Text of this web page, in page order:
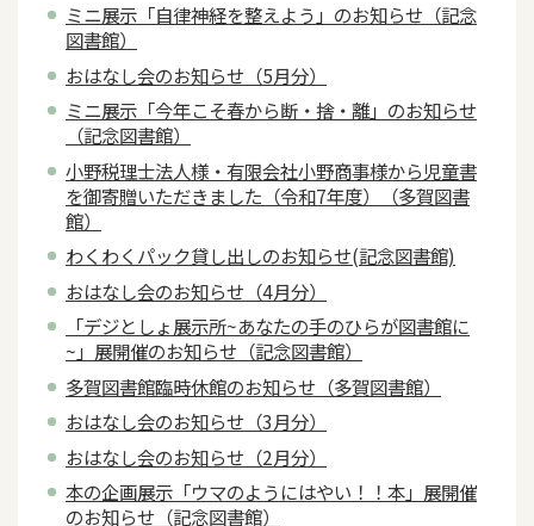
ミニ展示「自律神経を整えよう」のお知らせ（記念
図書館）
おはなし会のお知らせ（5月分）
ミニ展示「今年こそ春から断・捨・離」のお知らせ
（記念図書館）
小野税理士法人様・有限会社小野商事様から児童書
を御寄贈いただきました（令和7年度）（多賀図書
館）
わくわくパック貸し出しのお知らせ(記念図書館)
おはなし会のお知らせ（4月分）
「デジとしょ展示所~あなたの手のひらが図書館に
~」展開催のお知らせ（記念図書館）
多賀図書館臨時休館のお知らせ（多賀図書館）
おはなし会のお知らせ（3月分）
おはなし会のお知らせ（2月分）
本の企画展示「ウマのようにはやい！！本」展開催
のお知らせ（記念図書館）